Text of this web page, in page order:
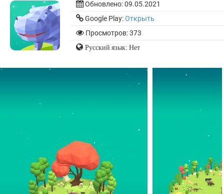
Обновлено:09.05.2021
Google Play:Открыть
Просмотров: 373
Русский язык: Нет